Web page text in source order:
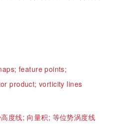
feature points;
product;vorticity lines
度线; 向量积; 等位势涡度线